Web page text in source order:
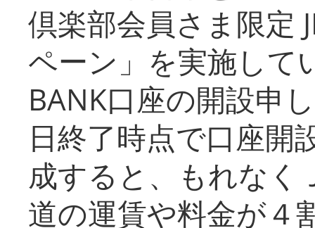
倶楽部会員さま限定
ペーン」を実施して
BANK口座の開設申
日終了時点で口座開
成すると、もれなく
道の運賃や料金が４